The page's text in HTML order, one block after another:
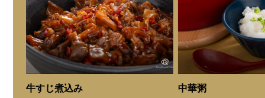
未就学児(5歳以下)：無料
時間
平日 6：30～10：00 (最終入店9：30)
※9：45にはビュッフェ台のお料理を順次撤去いたしま
牛すじ煮込み 中華粥